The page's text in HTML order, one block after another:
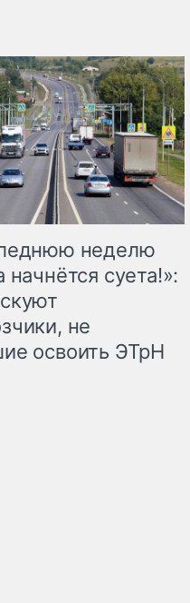
неделю
начнётся суета!»:
не
освоить ЭТрН